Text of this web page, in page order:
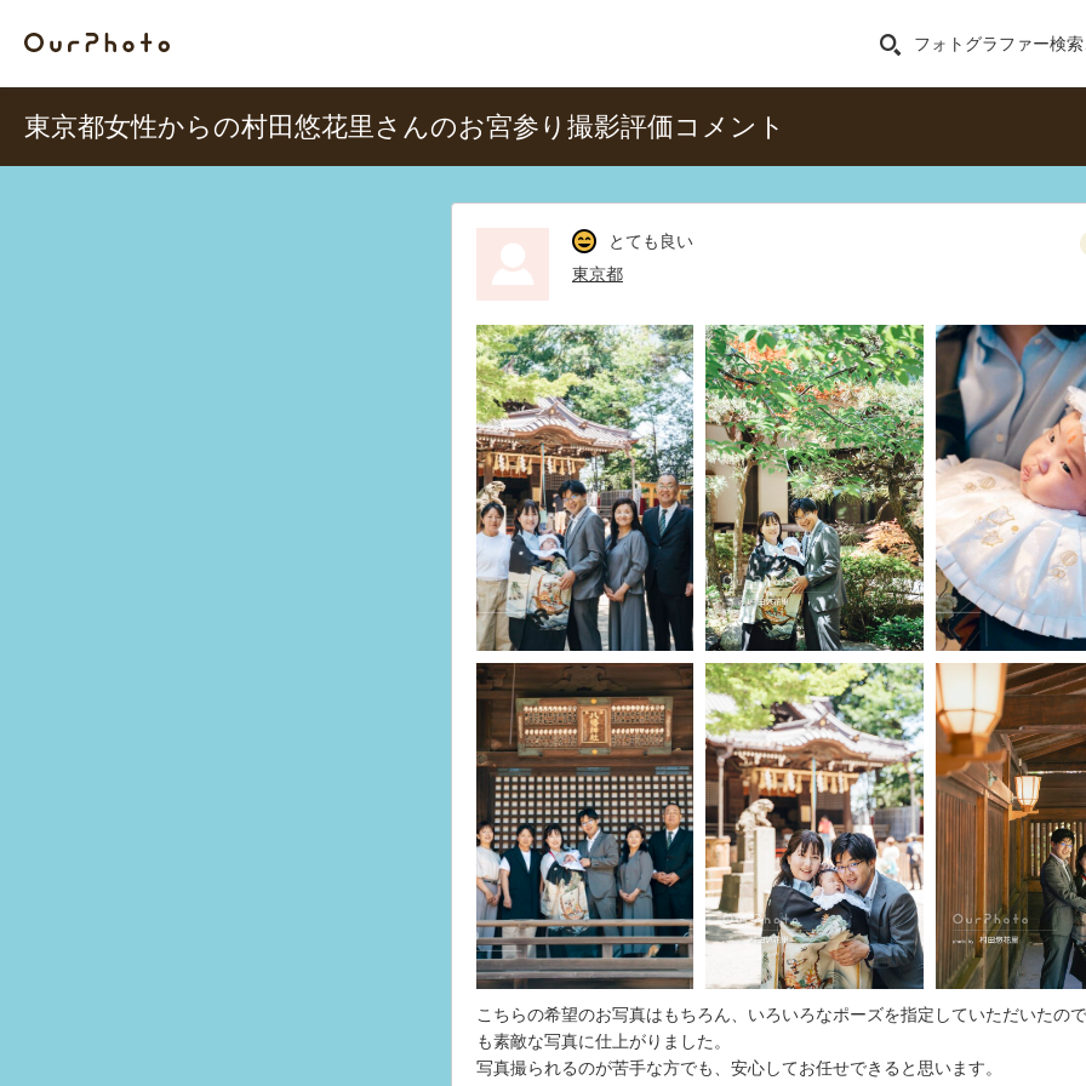
フォトグラファー検索
東京都女性からの村田悠花里さんのお宮参り撮影評価コメント
とても良い
東京都
こちらの希望のお写真はもちろん、いろいろなポーズを指定していただいたの
も素敵な写真に仕上がりました。
写真撮られるのが苦手な方でも、安心してお任せできると思います。